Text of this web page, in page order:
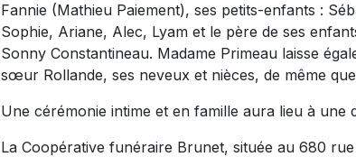
Fannie (Mathieu Paiement), ses petits-enfants :
Sophie, Ariane, Alec, Lyam et le père de ses
Sonny Constantineau. Madame Primeau laisse
sœur Rollande, ses neveux et nièces, de même
Une cérémonie intime et en famille aura lieu à une
La Coopérative funéraire Brunet, située au 680